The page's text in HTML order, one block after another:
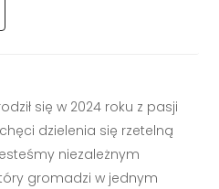
się w 2024 roku z pasji
dzielenia się rzetelną
niezależnym
gromadzi w jednym